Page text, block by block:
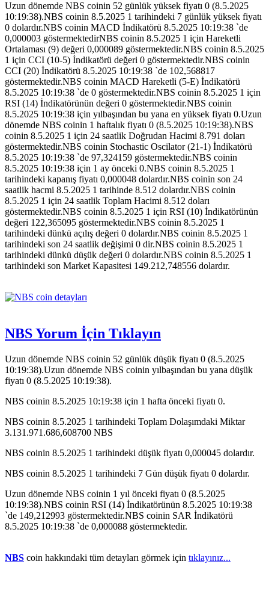
Uzun dönemde NBS coinin 52 günlük yüksek fiyatı 0 (8.5.2025
10:19:38).NBS coinin 8.5.2025 1 tarihindeki 7 günlük yüksek fiyatı
0 dolardır.NBS coinin MACD İndikatörü 8.5.2025 10:19:38 `de
0,000003 göstermektedirNBS coinin 8.5.2025 1 için Hareketli
Ortalaması (9) değeri 0,000089 göstermektedir.NBS coinin 8.5.2025
1 için CCI (10-5) İndikatörü değeri 0 göstermektedir.NBS coinin
CCI (20) İndikatörü 8.5.2025 10:19:38 `de 102,568817
göstermektedir.NBS coinin MACD Hareketli (5-E) İndikatörü
8.5.2025 10:19:38 `de 0 göstermektedir.NBS coinin 8.5.2025 1 için
RSI (14) İndikatörünün değeri 0 göstermektedir.NBS coinin
8.5.2025 10:19:38 için yılbaşından bu yana en yüksek fiyatı 0.Uzun
dönemde NBS coinin 1 haftalık fiyatı 0 (8.5.2025 10:19:38).NBS
coinin 8.5.2025 1 için 24 saatlik Doğrudan Hacimi 8.791 doları
göstermektedir.NBS coinin Stochastic Oscilator (21-1) İndikatörü
8.5.2025 10:19:38 `de 97,324159 göstermektedir.NBS coinin
8.5.2025 10:19:38 için 1 ay önceki 0.NBS coinin 8.5.2025 1
tarihindeki kapanış fiyatı 0,000048 dolardır.NBS coinin son 24
saatlik hacmi 8.5.2025 1 tarihinde 8.512 dolardır.NBS coinin
8.5.2025 1 için 24 saatlik Toplam Hacimi 8.512 doları
göstermektedir.NBS coinin 8.5.2025 1 için RSI (10) İndikatörünün
değeri 122,365095 göstermektedir.NBS coinin 8.5.2025 1
tarihindeki dünkü açılış değeri 0 dolardır.NBS coinin 8.5.2025 1
tarihindeki son 24 saatlik değişimi 0 dir.NBS coinin 8.5.2025 1
tarihindeki dünkü düşük değeri 0 dolardır.NBS coinin 8.5.2025 1
tarihindeki son Market Kapasitesi 149.212,748556 dolardır.
NBS Yorum İçin Tıklayın
Uzun dönemde NBS coinin 52 günlük düşük fiyatı 0 (8.5.2025
10:19:38).Uzun dönemde NBS coinin yılbaşından bu yana düşük
fiyatı 0 (8.5.2025 10:19:38).
NBS coinin 8.5.2025 10:19:38 için 1 hafta önceki fiyatı 0.
NBS coinin 8.5.2025 1 tarihindeki Toplam Dolaşımdaki Miktar
3.131.971.686,608700 NBS
NBS coinin 8.5.2025 1 tarihindeki düşük fiyatı 0,000045 dolardır.
NBS coinin 8.5.2025 1 tarihindeki 7 Gün düşük fiyatı 0 dolardır.
Uzun dönemde NBS coinin 1 yıl önceki fiyatı 0 (8.5.2025
10:19:38).NBS coinin RSI (14) İndikatörünün 8.5.2025 10:19:38
`de 149,212993 göstermektedir.NBS coinin SAR İndikatörü
8.5.2025 10:19:38 `de 0,000088 göstermektedir.
NBS coin hakkındaki tüm detayları görmek için tıklayınız...